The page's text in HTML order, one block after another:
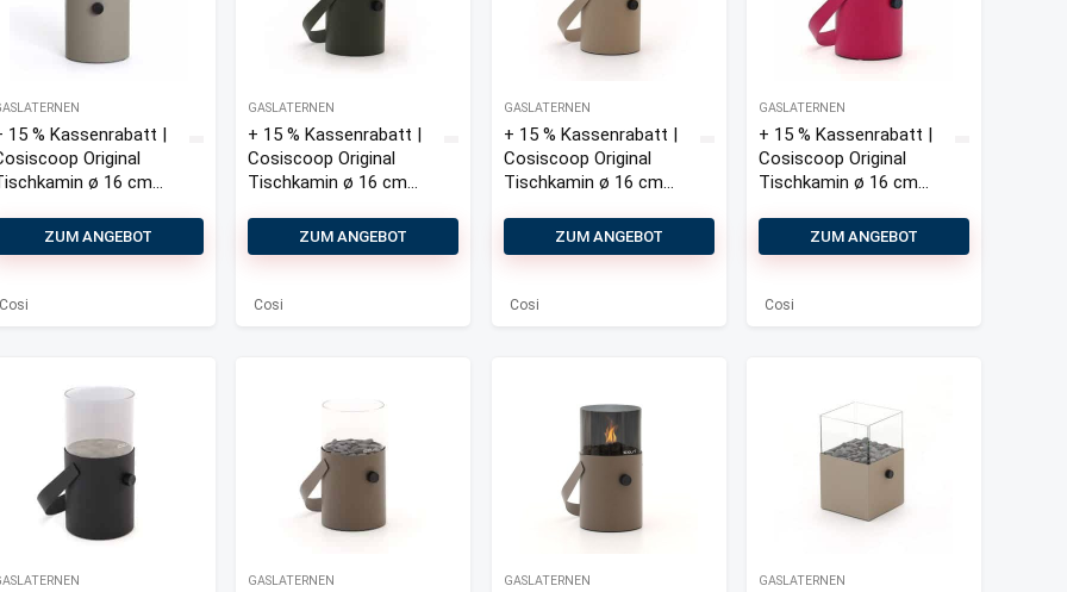
15 % Kassenrabatt |
Original
ø 16 cm
ZUM ANGEBOT
Cosi
GASLATERNEN
+ 15 % Kassenrabatt |
Cosiscoop Original
Tischkamin ø 16 cm
ZUM ANGEBOT
Cosi
GASLATERNEN
+ 15 % Kassenrabatt |
Cosiscoop Original
Tischkamin ø 16 cm
ZUM ANGEBOT
Cosi
GASLATERNEN
+ 15 % Kassenrabatt |
Cosiscoop Original
Tischkamin ø 16 cm
ZUM ANGEBOT
Cosi
GASLATERNEN GASLATERNEN GASLATERNEN